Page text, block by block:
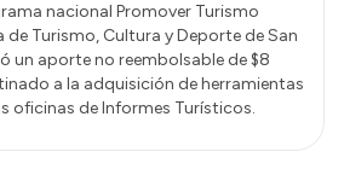
nacional Promover Turismo
de Turismo, Cultura y Deporte de San
un aporte no reembolsable de $8
a la adquisición de herramientas
oficinas de Informes Turísticos.